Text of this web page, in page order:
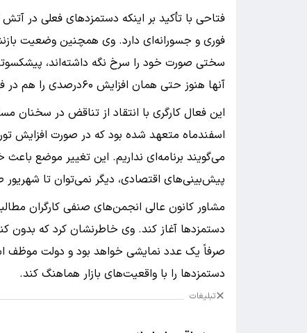
فتاحی با تأکید بر اینکه دستمزد‌های فعلی در
فوری و جسورانه‌ای دارد. وی همچنین وضعیت
سختی صورت خود را سرخ نگه داشته‌اند،
آنها هنوز حتی همان افزایش ۶۰درصدی را هم در فیش‌های حقوقی خود مشاهده نکرده‌اند.
این فعال کارگری با انتقاد از تناقض در سخنان
اسفندماه متعهد شده بود که در صورت افزایش
می‌گویند برنامه‌ای نداریم. این تغییر موضع
پیش‌بینی‌های اقتصادی، دیگر نمی‌توان تا شهریور
مشاور کانون عالی انجمن‌های صنفی کارگران
دستمزد‌ها آغاز کند. وی خاطرنشان کرد که بدون
صرفاً یک عدد نمایشی خواهد بود و دولت موظف
دستمزد‌ها را با واقعیت‌های بازار هماهنگ کند.
تبلیغات